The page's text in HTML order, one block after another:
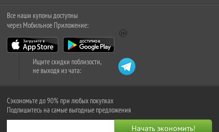
Все наши купоны доступны
через Мобильное Приложение:
Ищите скидки поблизости,
не выходя из чата:
Сэкономьте до 90% при любых покупках
Подпишитесь на самые выгодные предложения